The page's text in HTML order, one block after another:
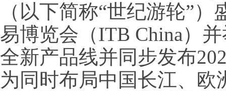
（以下简称“世纪游轮”
易博览会（ITB China）
全新产品线并同步发布
为同时布局中国长江、